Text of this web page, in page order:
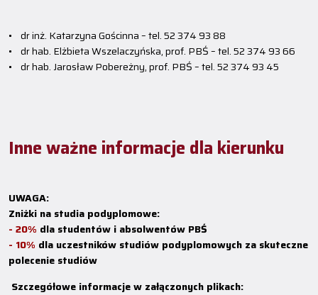
• dr inż. Katarzyna Gościnna – tel. 52 374 93 88
• dr hab. Elżbieta Wszelaczyńska, prof. PBŚ – tel. 52 374 93 66
• dr hab. Jarosław Pobereżny, prof. PBŚ – tel. 52 374 93 45
Inne ważne informacje dla kierunku
UWAGA:
Zniżki na studia podyplomowe:
- 20% dla studentów i absolwentów PBŚ
- 10% dla uczestników studiów podyplomowych za skuteczne
polecenie studiów
Szczegółowe informacje w załączonych plikach: